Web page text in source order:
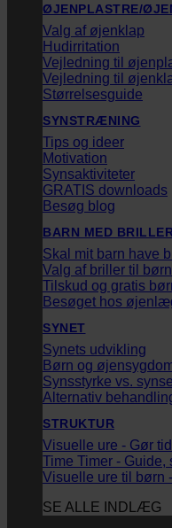
ØJENPLASTRE/
Valg af øjenklap
Hudirritation
Vejledning til
Vejledning til
Størrelsesguide
SYNSTRÆNING
Tips og ideer
Motivation
Synsaktiviteter
GRATIS downloads
Besøg blog
BARN MED BRILLER
Skal mit barn have
Valg af briller til børn
Tilskud og gratis
Besøget hos
SYNET
Synets udvikling
Børn og
Synsstyrke vs.
Alternativ
STRUKTUR
Visuelle ure - Gør
Time Timer - Guide,
Visuelle ure til børn
SE ALLE INDLÆG